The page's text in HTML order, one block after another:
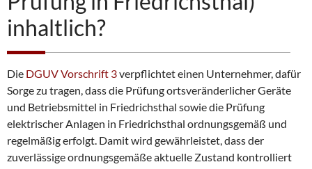
inhaltlich?
Die DGUV Vorschrift 3verpflichtet einen Unternehmer, dafür
Sorge zu tragen, dass die Prüfung ortsveränderlicher Geräte
und Betriebsmittel in Friedrichsthal sowie die Prüfung
elektrischer Anlagen in Friedrichsthal ordnungsgemäß und
regelmäßig erfolgt. Damit wird gewährleistet, dass der
zuverlässige ordnungsgemäße aktuelle Zustand kontrolliert